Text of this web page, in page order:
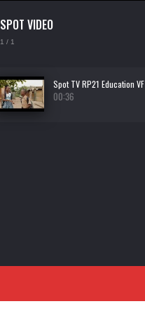
SPOT VIDEO
1 / 1
Spot TV RP21 Education VF
00:36